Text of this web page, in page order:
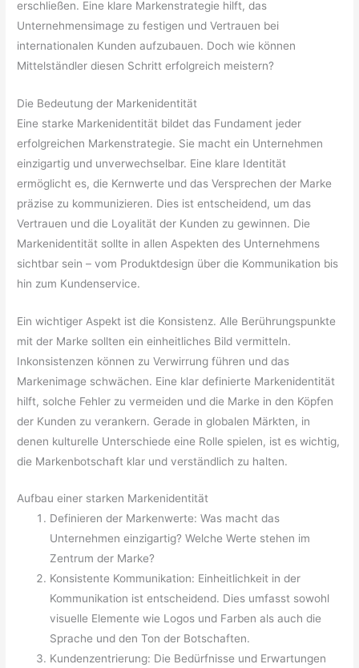
erschließen. Eine klare Markenstrategie hilft, das
Unternehmensimage zu festigen und Vertrauen bei
internationalen Kunden aufzubauen. Doch wie können
Mittelständler diesen Schritt erfolgreich meistern?
Die Bedeutung der Markenidentität
Eine starke Markenidentität bildet das Fundament jeder
erfolgreichen Markenstrategie. Sie macht ein Unternehmen
einzigartig und unverwechselbar. Eine klare Identität
ermöglicht es, die Kernwerte und das Versprechen der Marke
präzise zu kommunizieren. Dies ist entscheidend, um das
Vertrauen und die Loyalität der Kunden zu gewinnen. Die
Markenidentität sollte in allen Aspekten des Unternehmens
sichtbar sein – vom Produktdesign über die Kommunikation bis
hin zum Kundenservice.
Ein wichtiger Aspekt ist die Konsistenz. Alle Berührungspunkte
mit der Marke sollten ein einheitliches Bild vermitteln.
Inkonsistenzen können zu Verwirrung führen und das
Markenimage schwächen. Eine klar definierte Markenidentität
hilft, solche Fehler zu vermeiden und die Marke in den Köpfen
der Kunden zu verankern. Gerade in globalen Märkten, in
denen kulturelle Unterschiede eine Rolle spielen, ist es wichtig,
die Markenbotschaft klar und verständlich zu halten.
Aufbau einer starken Markenidentität
Definieren der Markenwerte: Was macht das
Unternehmen einzigartig? Welche Werte stehen im
Zentrum der Marke?
Konsistente Kommunikation: Einheitlichkeit in der
Kommunikation ist entscheidend. Dies umfasst sowohl
visuelle Elemente wie Logos und Farben als auch die
Sprache und den Ton der Botschaften.
Kundenzentrierung: Die Bedürfnisse und Erwartungen